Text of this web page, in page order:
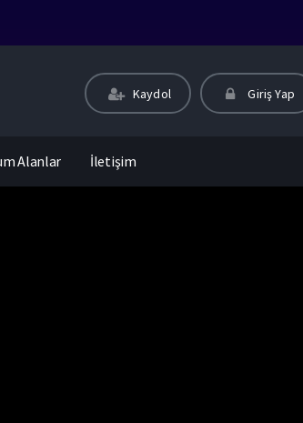
Kaydol Giriş Yap
Alanlar İletişim